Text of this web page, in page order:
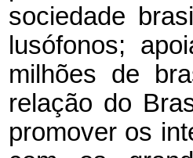
sociedade
lusófonos;
milhões de
relação do
promover os